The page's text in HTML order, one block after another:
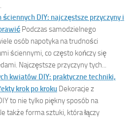
ściennych DIY: najczęstsze przyczyny i
Podczas samodzielnego
osób napotyka na trudności
ściennymi, co często kończy się
Najczęstsze przyczyny tych...
kwiatów DIY: praktyczne techniki,
krok po kroku Dekoracje z
to nie tylko piękny sposób na
także forma sztuki, która łączy